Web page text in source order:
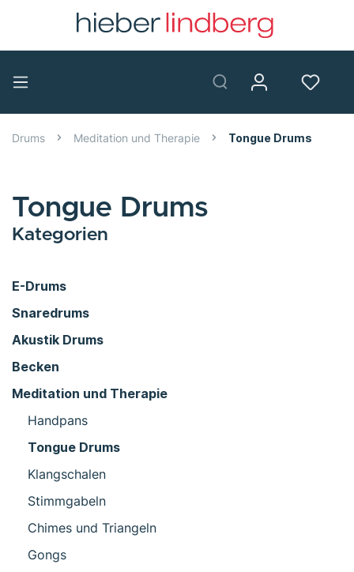
Drums Meditation und Therapie Tongue Drums
Tongue Drums
Kategorien
E-Drums
Snaredrums
Akustik Drums
Becken
Meditation und Therapie
Handpans
Tongue Drums
Klangschalen
Stimmgabeln
Chimes und Triangeln
Gongs